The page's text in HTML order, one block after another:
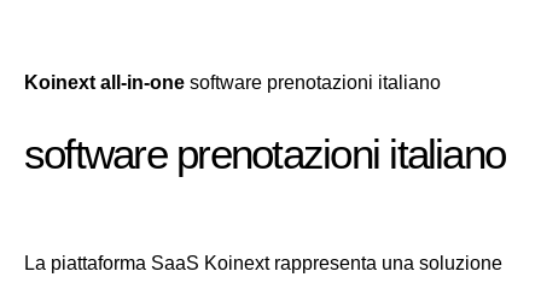
Koinext all-in-one software prenotazioni italiano
software prenotazioni italiano
La piattaforma SaaS Koinext rappresenta una soluzione